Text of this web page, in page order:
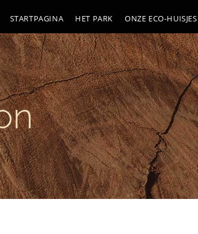
STARTPAGINA HET PARK ONZE ECO-HUISJES